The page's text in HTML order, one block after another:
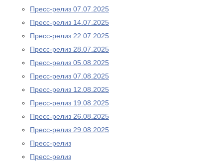
Пресс-релиз 07.07.2025
Пресс-релиз 14.07.2025
Пресс-релиз 22.07.2025
Пресс-релиз 28.07.2025
Пресс-релиз 05.08.2025
Пресс-релиз 07.08.2025
Пресс-релиз 12.08.2025
Пресс-релиз 19.08.2025
Пресс-релиз 26.08.2025
Пресс-релиз 29.08.2025
Пресс-релиз
Пресс-релиз